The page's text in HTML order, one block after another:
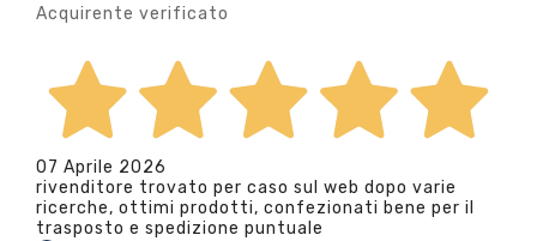
Acquirente verificato
07 Aprile 2026
rivenditore trovato per caso sul web dopo varie
ricerche, ottimi prodotti, confezionati bene per il
trasposto e spedizione puntuale